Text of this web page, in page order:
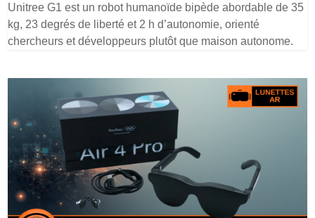
Unitree G1 est un robot humanoïde bipède abordable de 35
kg, 23 degrés de liberté et 2 h d’autonomie, orienté
chercheurs et développeurs plutôt que maison autonome.